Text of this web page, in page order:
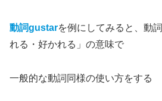
動詞gustarを例にしてみると、動
れる・好かれる」の意味で
一般的な動詞同様の使い方をする